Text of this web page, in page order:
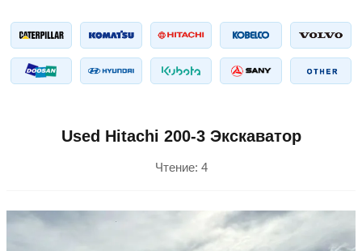
Used Hitachi 200-3 Экскаватор
Чтение: 4